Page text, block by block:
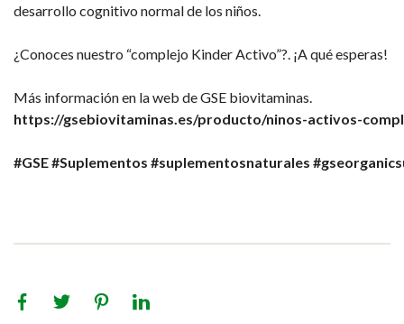
desarrollo cognitivo normal de los niños.
¿Conoces nuestro “complejo Kinder Activo”?. ¡A qué esperas!
Más información en la web de GSE biovitaminas.
https://gsebiovitaminas.es/producto/ninos-activos-
#GSE#Suplementos #suplementosnaturales